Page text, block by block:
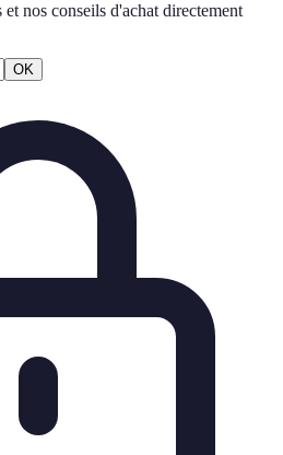
nos conseils d'achat directement
OK